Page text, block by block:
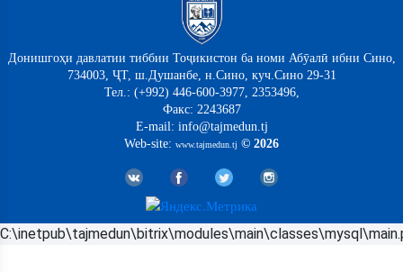
Донишгоҳи давлатии тиббии Тоҷикистон ба номи Абӯалӣ ибни Сино,
734003, ҶТ, ш.Душанбе, н.Сино, куч.Сино 29-31
Тел.: (+992) 446-600-3977, 2353496,
Факс: 2243687
E-mail: info@tajmedun.tj
Web-site: www.tajmedun.tj © 2026